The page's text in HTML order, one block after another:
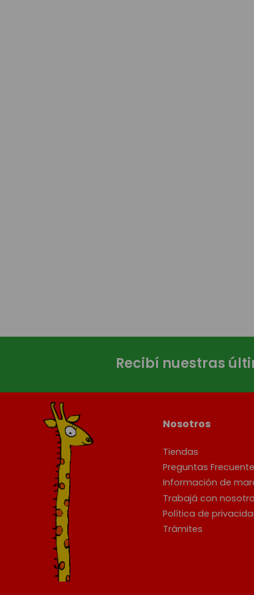
Recibí nuestras
Nosotros
Tiendas
Preguntas
Información de
Trabajá con
Política de
Trámites